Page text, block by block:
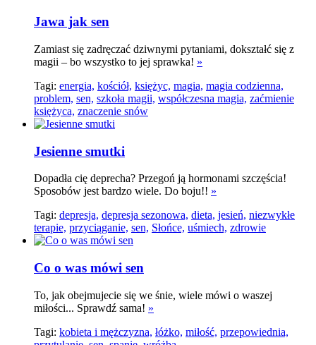
Jawa jak sen
Zamiast się zadręczać dziwnymi pytaniami, dokształć się z
magii – bo wszystko to jej sprawka! »
Tagi: energia, kościół, księżyc, magia, magia codzienna,
problem, sen, szkoła magii, współczesna magia, zaćmienie
księżyca, znaczenie snów
Jesienne smutki
Dopadła cię deprecha? Przegoń ją hormonami szczęścia!
Sposobów jest bardzo wiele. Do boju!! »
Tagi: depresja, depresja sezonowa, dieta, jesień, niezwykłe
terapie, przyciąganie, sen, Słońce, uśmiech, zdrowie
Co o was mówi sen
To, jak obejmujecie się we śnie, wiele mówi o waszej
miłości... Sprawdź sama! »
Tagi: kobieta i mężczyzna, łóżko, miłość, przepowiednia,